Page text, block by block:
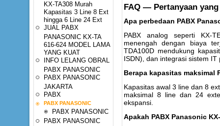
KX-TA308 Murah
Kapasitas 3 Line 8 Ext
hingga 6 Line 24 Ext
JUAL PABX
PANASONIC KX-TA
616-624 MODEL LAMA
YANG KUAT
INFO LELANG OBRAL
PABX PANASONIC
PABX PANASONIC
JAKARTA
PABX
PABX PANASONIC
PABX PANASONIC
PABX PANASONIC
FAQ — Pertanyaan
Apa perbedaan PABX
PABX analog seperti KX-
menengah dengan biaya
TDA100D mendukung
ISDN), dan integrasi sistem IT
Berapa kapasitas maksimal
Kapasitas awal 3 line dan 8
maksimal 8 line dan 24
ekspansi.
Apakah PABX Panasonic